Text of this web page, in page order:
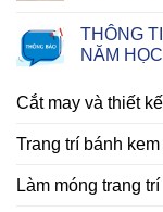
THÔNG
NĂM
Cắt may và thiết
Trang trí bánh kem
Làm móng trang